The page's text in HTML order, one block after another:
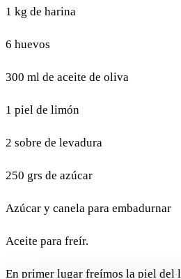
1 kg de harina
6 huevos
300 ml de aceite de oliva
1 piel de limón
2 sobre de levadura
250 grs de azúcar
Azúcar y canela para embadurnar
Aceite para freír.
En primer lugar freímos la piel del